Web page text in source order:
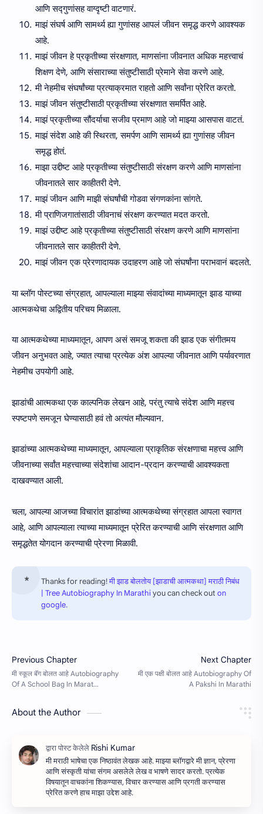
आणि सद्गुणांसह वाग्दृष्टी वाटणारं.
माझं संघर्ष आणि सामर्थ्य ह्या गुणांसह आपलं जीवन समृद्ध करणे आवश्यक
आहे.
माझं जीवन हे प्रकृतीच्या संरक्षणात, माणसांना जीवनात अधिक महत्त्वाचं
शिक्षण देणे, आणि संसाराच्या संतुष्टीसाठी प्रेमाने सेवा करणे आहे.
मी नेहमीच संघर्षांच्या प्रत्याक्रमात राहतो आणि सर्वांना प्रेरित करतो.
माझं जीवन संतुष्टीसाठी प्रकृतीच्या संरक्षणात समर्पित आहे.
माझं प्रकृतीच्या सौंदर्याचा सजीव प्रमाण आहे जो माझ्या आसपास वाटतं.
माझं संदेश आहे की स्थिरता, समर्पण आणि सामर्थ्य ह्या गुणांसह जीवन
समृद्ध होतं.
माझा उद्दीष्ट आहे प्रकृतीच्या संतुष्टीसाठी संरक्षण करणे आणि माणसांना
जीवनातले सार काहीतरी देणे.
माझं जीवन आणि माझी संघर्षांची गोडवा संगणकांना सांगते.
मी प्राणिजगातांसाठी जीवनाचं संरक्षण करण्यात मदत करतो.
माझं उद्दीष्ट आहे प्रकृतीच्या संतुष्टीसाठी संरक्षण करणे आणि माणसांना
जीवनातले सार काहीतरी देणे.
माझं जीवन एक प्रेरणादायक उदाहरण आहे जो संघर्षांना पराभवानं बदलते.
या ब्लॉग पोस्टच्या संग्रहात, आपल्याला माझ्या संवादांच्या माध्यमातून झाड याच्या
आत्मकथेचा अद्वितीय परिचय मिळाला.
या आत्मकथेच्या माध्यमातून, आपण असं समजू शकता की झाड एक संगीतमय
जीवन अनुभवत आहे, ज्यात त्याचा प्रत्येक अंश आपल्या जीवनात आणि पर्यावरणात
नेहमीच उपयोगी आहे.
झाडांची आत्मकथा एक काल्पनिक लेखन आहे, परंतु त्याचे संदेश आणि महत्त्व
स्पष्टपणे समजून घेण्यासाठी हवं तो अत्यंत मौल्यवान.
झाडांच्या आत्मकथेच्या माध्यमातून, आपल्याला प्राकृतिक संरक्षणाचा महत्त्व आणि
जीवनाच्या सर्वांत महत्त्वाच्या संदेशांचा आदान-प्रदान करण्याची आवश्यकता
दाखवण्यात आली.
चला, आपल्या आजच्या विचारांत झाडांच्या आत्मकथेच्या संग्रहात आपला स्वागत
आहे, आणि आपल्याला त्याच्या माध्यमातून प्रेरित करण्याची आणि संरक्षणात आणि
समृद्धतेत योगदान करण्याची प्रेरणा मिळावी.
Thanks for reading!मी झाड बोलतोय [झाडाची आत्मकथा] मराठी निबंध
| Tree Autobiography In Marathiyou can check outon
google.
About the Author
मी मराठी भाषेचा एक निष्ठावंत लेखक आहे. माझ्या ब्लॉगद्वारे मी ज्ञान, प्रेरणा
आणि संस्कृती यांचा संगम असलेले लेख व भाषणे सादर करतो. प्रत्येक
विषयातून वाचकांना शिकण्यास, विचार करण्यास आणि प्रगती करण्यास
प्रेरित करणे हाच माझा उद्देश आहे.